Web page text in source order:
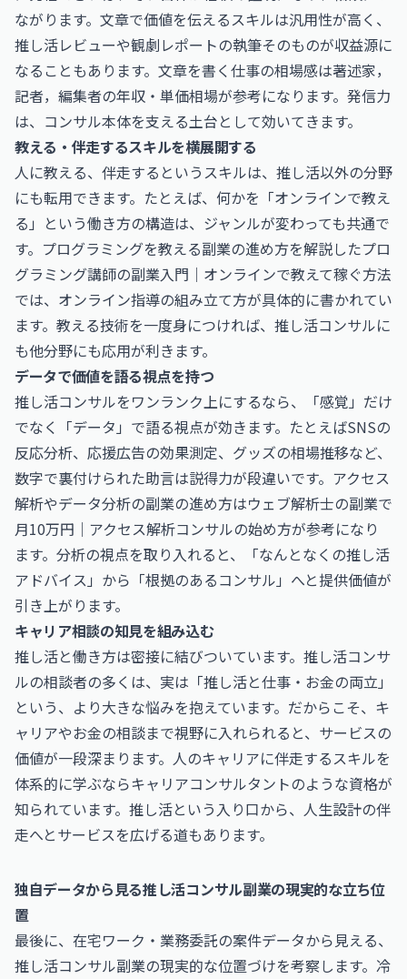
ながります。文章で価値を伝えるスキルは汎用性が高く、
推し活レビューや観劇レポートの執筆そのものが収益源に
なることもあります。文章を書く仕事の相場感は著述家，
記者，編集者の年収・単価相場が参考になります。発信力
は、コンサル本体を支える土台として効いてきます。
教える・伴走するスキルを横展開する
人に教える、伴走するというスキルは、推し活以外の分野
にも転用できます。たとえば、何かを「オンラインで教え
る」という働き方の構造は、ジャンルが変わっても共通で
す。プログラミングを教える副業の進め方を解説したプロ
グラミング講師の副業入門｜オンラインで教えて稼ぐ方法
では、オンライン指導の組み立て方が具体的に書かれてい
ます。教える技術を一度身につければ、推し活コンサルに
も他分野にも応用が利きます。
データで価値を語る視点を持つ
推し活コンサルをワンランク上にするなら、「感覚」だけ
でなく「データ」で語る視点が効きます。たとえばSNSの
反応分析、応援広告の効果測定、グッズの相場推移など、
数字で裏付けられた助言は説得力が段違いです。アクセス
解析やデータ分析の副業の進め方はウェブ解析士の副業で
月10万円｜アクセス解析コンサルの始め方が参考になり
ます。分析の視点を取り入れると、「なんとなくの推し活
アドバイス」から「根拠のあるコンサル」へと提供価値が
引き上がります。
キャリア相談の知見を組み込む
推し活と働き方は密接に結びついています。推し活コンサ
ルの相談者の多くは、実は「推し活と仕事・お金の両立」
という、より大きな悩みを抱えています。だからこそ、キ
ャリアやお金の相談まで視野に入れられると、サービスの
価値が一段深まります。人のキャリアに伴走するスキルを
体系的に学ぶならキャリアコンサルタントのような資格が
知られています。推し活という入り口から、人生設計の伴
走へとサービスを広げる道もあります。
独自データから見る推し活コンサル副業の現実的な立ち位
置
最後に、在宅ワーク・業務委託の案件データから見える、
推し活コンサル副業の現実的な位置づけを考察します。冷